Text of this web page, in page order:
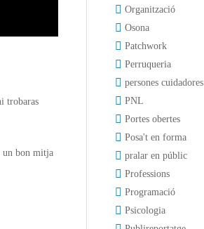
trobaras
un bon mitja
Organització
Osona
Patchwork
Perruqueria
persones cuidadores
PNL
Portes obertes
Posa't en forma
pralar en públic
Professions
Programació
Psicologia